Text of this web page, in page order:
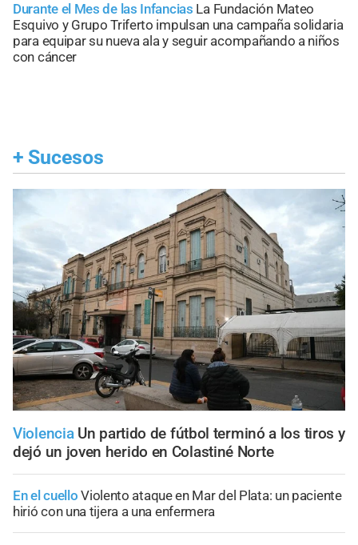
Durante el Mes de las Infancias La Fundación Mateo
Esquivo y Grupo Triferto impulsan una campaña solidaria
para equipar su nueva ala y seguir acompañando a niños
con cáncer
+ Sucesos
Violencia Un partido de fútbol terminó a los tiros y
dejó un joven herido en Colastiné Norte
En el cuello Violento ataque en Mar del Plata: un paciente
hirió con una tijera a una enfermera